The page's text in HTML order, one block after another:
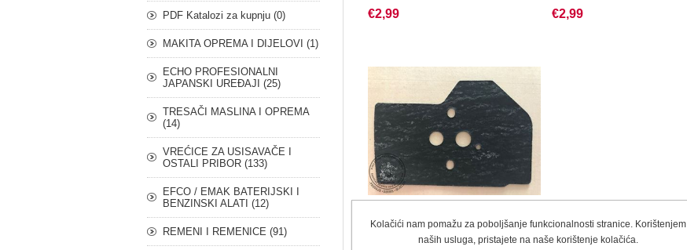
€2,99 €2,99
brtvilo prirubnice Kawasaki
PDF Katalozi za kupnju (0)
MAKITA OPREMA I DIJELOVI (1)
ECHO PROFESIONALNI
JAPANSKI UREĐAJI (25)
TRESAČI MASLINA I OPREMA
(14)
VREĆICE ZA USISAVAČE I
OSTALI PRIBOR (133)
EFCO / EMAK BATERIJSKI I
BENZINSKI ALATI (12)
REMENI I REMENICE (91)
Kolačići nam pomažu za poboljšanje funkcionalnosti stranice. Korištenjem
naših usluga, pristajete na naše korištenje kolačića.